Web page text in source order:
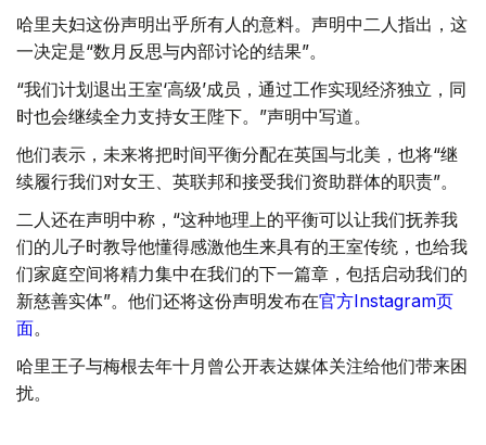
哈里夫妇这份声明出乎所有人的意料。声明中二人指出，这
一决定是“数月反思与内部讨论的结果”。
“我们计划退出王室‘高级’成员，通过工作实现经济独立，同
时也会继续全力支持女王陛下。”声明中写道。
他们表示，未来将把时间平衡分配在英国与北美，也将“继
续履行我们对女王、英联邦和接受我们资助群体的职责”。
二人还在声明中称，“这种地理上的平衡可以让我们抚养我
们的儿子时教导他懂得感激他生来具有的王室传统，也给我
们家庭空间将精力集中在我们的下一篇章，包括启动我们的
新慈善实体”。他们还将这份声明发布在官方Instagram页
面。
哈里王子与梅根去年十月曾公开表达媒体关注给他们带来困
扰。